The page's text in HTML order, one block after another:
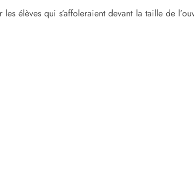
élèves qui s’affoleraient devant la taille de